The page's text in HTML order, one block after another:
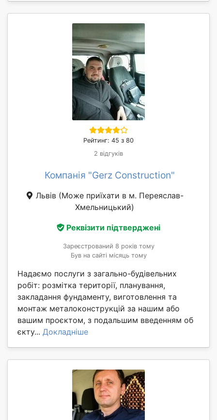
Рейтинг: 45 з 80
2 відгуків
Компанія "Gerz Construction"
Львів (Може приїхати в м. Переяслав-
Хмельницький)
Реквізити підтверджені
Зареєстрований 8 років тому
Був на сайті місяць тому
Надаємо послуги з загально-будівельних
робіт: розмітка території, планування,
закладання фундаменту, виготовлення та
монтаж металоконструкцій за нашим або
вашим проєктом, з подальшим введенням об
єкту... Докладніше